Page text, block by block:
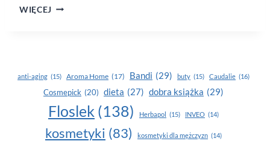
WIĘCEJ CZY KOBIETY
anti-aging (15) Aroma Home (17) Bandi (29) buty (15) Caudalie (16)
Cosmepick (20) dieta (27) dobra książka (29)
Floslek (138) Herbapol (15) INVEO (14)
kosmetyki (83) kosmetyki dla mężczyzn (14)